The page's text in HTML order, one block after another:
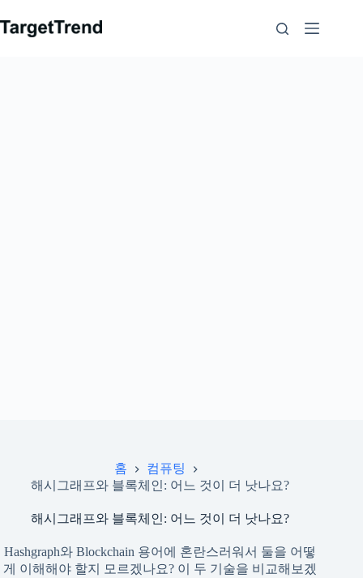
텐
홈
컴퓨팅
해시그래프와 블록체인: 어느 것이 더 낫나요?
해시그래프와 블록체인: 어느 것이 더 낫나요?
Hashgraph와 Blockchain 용어에 혼란스러워서 둘을 어떻
게 이해해야 할지 모르겠나요? 이 두 기술을 비교해보겠